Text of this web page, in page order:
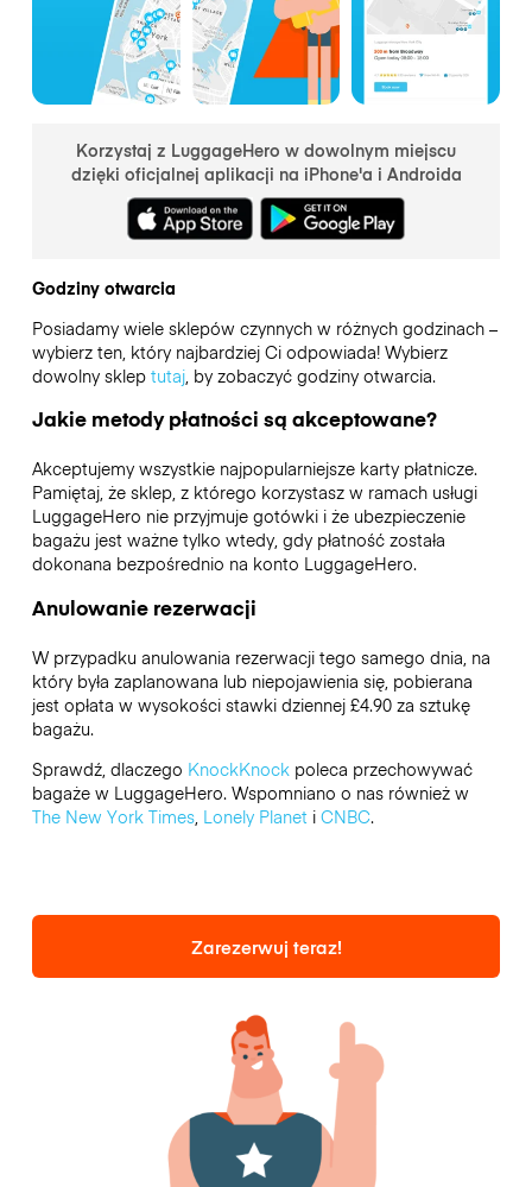
Korzystaj z LuggageHero w dowolnym miejscu
dzięki oficjalnej aplikacji na iPhone'a i Androida
Godziny otwarcia
Posiadamy wiele sklepów czynnych w różnych godzinach –
wybierz ten, który najbardziej Ci odpowiada! Wybierz
dowolny sklep tutaj, by zobaczyć godziny otwarcia.
Jakie metody płatności są akceptowane?
Akceptujemy wszystkie najpopularniejsze karty płatnicze.
Pamiętaj, że sklep, z którego korzystasz w ramach usługi
LuggageHero nie przyjmuje gotówki i że ubezpieczenie
bagażu jest ważne tylko wtedy, gdy płatność została
dokonana bezpośrednio na konto LuggageHero.
Anulowanie rezerwacji
W przypadku anulowania rezerwacji tego samego dnia, na
który była zaplanowana lub niepojawienia się, pobierana
jest opłata w wysokości stawki dziennej £4.90 za sztukę
bagażu.
Sprawdź, dlaczego KnockKnockpoleca przechowywać
bagaże w LuggageHero. Wspomniano o nas również w
The New York Times, Lonely Planeti CNBC.
Zarezerwuj teraz!